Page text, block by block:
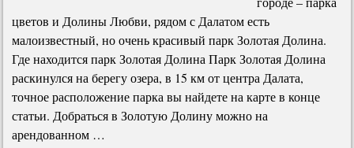
цветов и Долины Любви, рядом с Далатом есть
малоизвестный, но очень красивый парк Золотая Долина.
Где находится парк Золотая Долина Парк Золотая Долина
раскинулся на берегу озера, в 15 км от центра Далата,
точное расположение парка вы найдете на карте в конце
статьи. Добраться в Золотую Долину можно на
арендованном …